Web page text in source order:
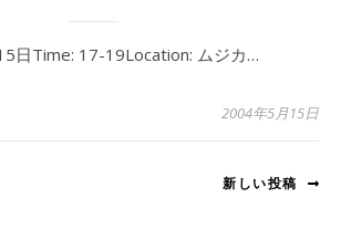
日Time: 17-19Location: ムジカ…
2004年5月15日
新しい投稿